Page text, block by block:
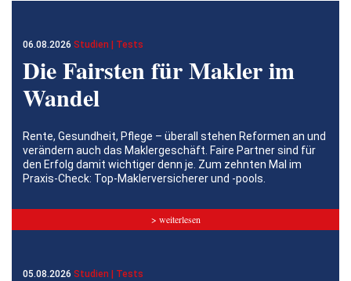
06.08.2026 Studien | Tests
Die Fairsten für Makler im
Wandel
Rente, Gesundheit, Pflege – überall stehen Reformen an und
verändern auch das Maklergeschäft. Faire Partner sind für
den Erfolg damit wichtiger denn je. Zum zehnten Mal im
Praxis-Check: Top-Maklerversicherer und -pools.
> weiterlesen
05.08.2026 Studien | Tests